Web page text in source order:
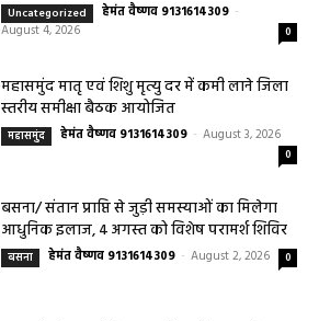
Uncategorized हेमंत वैष्णव 9131614309 -
August 4, 2026
0
महासमुंद मातृ एवं शिशु मृत्यु दर में कमी लाने जिला
स्तरीय समीक्षा बैठक आयोजित
महासमुंद हेमंत वैष्णव 9131614309 - August 3, 2026
0
बसना/ संतान प्राप्ति से जुड़ी समस्याओं का मिलेगा
आधुनिक इलाज, 4 अगस्त को विशेष परामर्श शिविर
बसना हेमंत वैष्णव 9131614309 - August 2, 2026 0